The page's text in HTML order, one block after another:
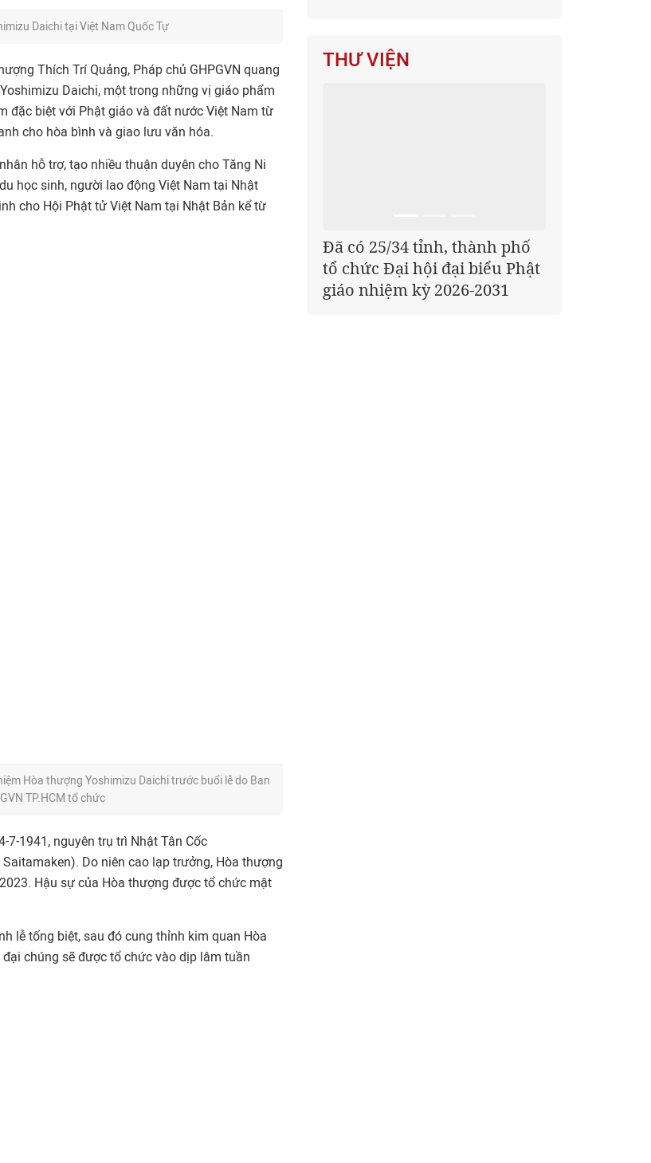
Daichi tại Việt Nam Quốc Tự
Thích Trí Quảng, Pháp chủ GHPGVN quang
Daichi, một trong những vị giáo phẩm
đặc biệt với Phật giáo và đất nước Việt Nam từ
cho hòa bình và giao lưu văn hóa.
hỗ trợ, tạo nhiều thuận duyên cho Tăng Ni
học sinh, người lao động Việt Nam tại Nhật
cho Hội Phật tử Việt Nam tại Nhật Bản kể từ
Hòa thượng Yoshimizu Daichi trước buổi lễ do Ban
TP.HCM tổ chức
1941, nguyên trụ trì Nhật Tân Cốc
Do niên cao lạp trưởng, Hòa thượng
Hậu sự của Hòa thượng được tổ chức mật
lễ tống biệt, sau đó cung thỉnh kim quan Hòa
chúng sẽ được tổ chức vào dịp lâm tuần
THƯ VIỆN
Đã có 25/34 tỉnh, thành phố
tổ chức Đại hội đại biểu Phật
giáo nhiệm kỳ 2026-2031